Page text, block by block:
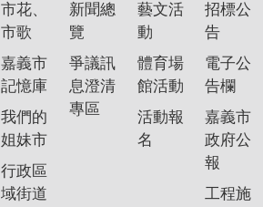
市花、
市歌
嘉義市
記憶庫
我們的
姐妹市
行政區
域街道
新聞總
覽
爭議訊
息澄清
專區
藝文活
動
體育場
館活動
活動報
名
招標公
告
電子公
告欄
嘉義市
政府公
報
工程施